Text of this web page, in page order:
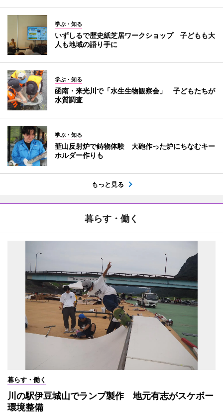
学ぶ・知る
いずしるで歴史紙芝居ワークショップ 子どもも大
人も地域の語り手に
学ぶ・知る
函南・来光川で「水生生物観察会」 子どもたちが
水質調査
学ぶ・知る
韮山反射炉で鋳物体験 大砲作った炉にちなむキー
ホルダー作りも
もっと見る
暮らす・働く
暮らす・働く
川の駅伊豆城山でランプ製作 地元有志がスケボー
環境整備